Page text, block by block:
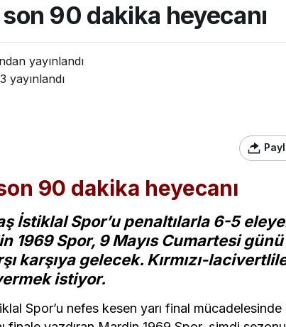
90 dakika heyecanı
yayınlandı
yayınlandı
90 dakika heyecanı
İstiklal Spor’u penaltılarla 6-5
1969 Spor, 9 Mayıs Cumartesi günü
karşıya gelecek. Kırmızı-
istiyor.
Spor’u nefes kesen yarı final